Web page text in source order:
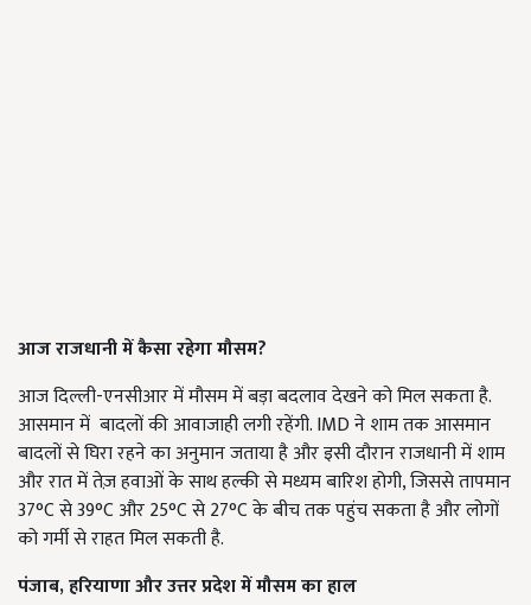
आज राजधानी में कैसा रहेगा मौसम?
आज दिल्ली-एनसीआर में मौसम में बड़ा बदलाव देखने को मिल सकता है.
आसमान में बादलों की आवाजाही लगी रहेंगी. IMD ने शाम तक आसमान
बादलों से घिरा रहने का अनुमान जताया है और इसी दौरान राजधानी में शाम
और रात में तेज़ हवाओं के साथ हल्की से मध्यम बारिश होगी, जिससे तापमान
37°C से 39°C और 25°C से 27°C के बीच तक पहुंच सकता है और लोगों
को गर्मी से राहत मिल सकती है.
पंजाब, हरियाणा और उत्तर प्रदेश में मौसम का हाल